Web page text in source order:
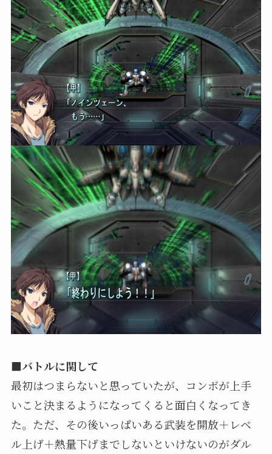
■バトルに関して
最初はつまらないと思っていたが、コンボが上手
いこと決まるようになってくると面白くなってき
た。ただ、その後いっぱいある武装を開放＋レベ
ル上げ＋熱量下げまでしないといけないのがダル